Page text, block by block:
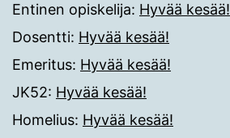
Entinen opiskelija: Hyvää kesää!
Dosentti: Hyvää kesää!
Emeritus: Hyvää kesää!
JK52: Hyvää kesää!
Homelius: Hyvää kesää!